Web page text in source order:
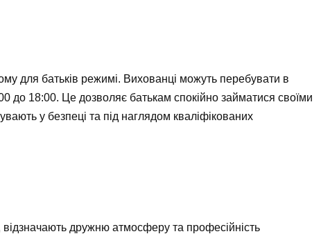
для батьків режимі. Вихованці можуть перебувати в
до 18:00. Це дозволяє батькам спокійно займатися своїми
у безпеці та під наглядом кваліфікованих
відзначають дружню атмосферу та професійність